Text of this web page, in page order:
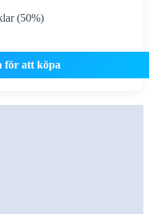
(50%)
för att köpa